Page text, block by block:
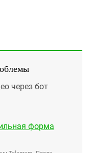
через бот
форма